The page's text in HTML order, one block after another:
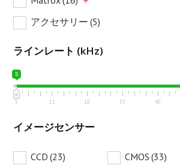
アクセサリー (5)
ラインレート (kHz)
5
5 11 18 35 40
イメージセンサー
CCD (23) CMOS (33)